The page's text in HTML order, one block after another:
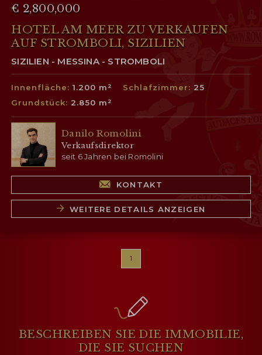
€ 2,800,000
HOTEL AM MEER ZU VERKAUFEN
AUF STROMBOLI, SIZILIEN
SIZILIEN - MESSINA - STROMBOLI
Innenfläche:1.200 m² Schlafzimmer: 25
Grundstück: 2.850 m²
Danilo Romolini
Verkaufsdirektor
seit 6 Jahren bei Romolini
KONTAKT
WEITERE DETAILS ANZEIGEN
1
BESCHREIBEN SIE DIE IMMOBILIE,
DIE SIE SUCHEN